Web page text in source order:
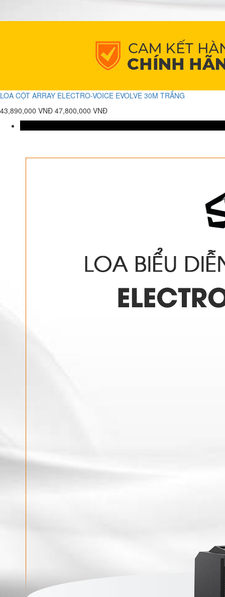
LOA CỘT ARRAY ELECTRO-VOICE EVOLVE 30M TRẮNG
43,890,000 VNĐ 47,800,000 VNĐ